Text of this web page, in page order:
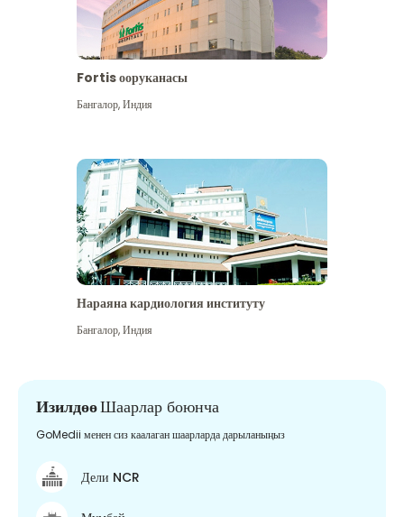
Fortis ооруканасы
Бангалор,Индия
Нараяна кардиология институту
Бангалор,Индия
ИзилдөөШаарлар боюнча
GoMedii менен сиз каалаган шаарларда дарыланыңыз
Дели NCR